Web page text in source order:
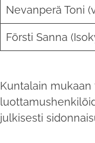
Nevanperä Toni
Försti Sanna
Kuntalain
julkisesti